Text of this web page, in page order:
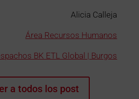
Alicia Calleja
Área Recursos Humanos
BK ETL Global | Burgos
a todos los post